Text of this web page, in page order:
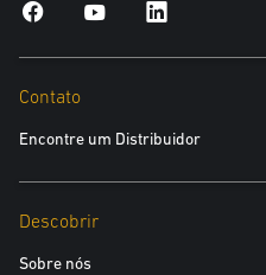
Contato
Encontre um Distribuidor
Descobrir
Sobre nós